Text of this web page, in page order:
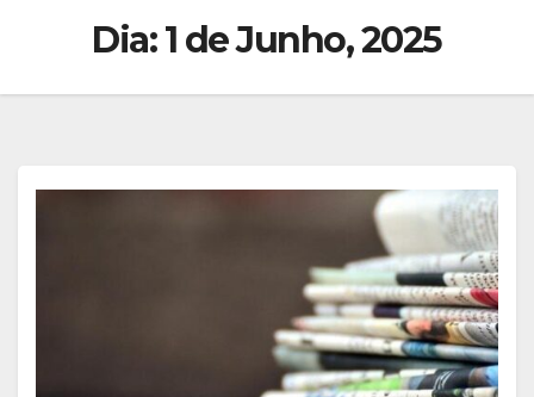
Dia:1 de Junho, 2025